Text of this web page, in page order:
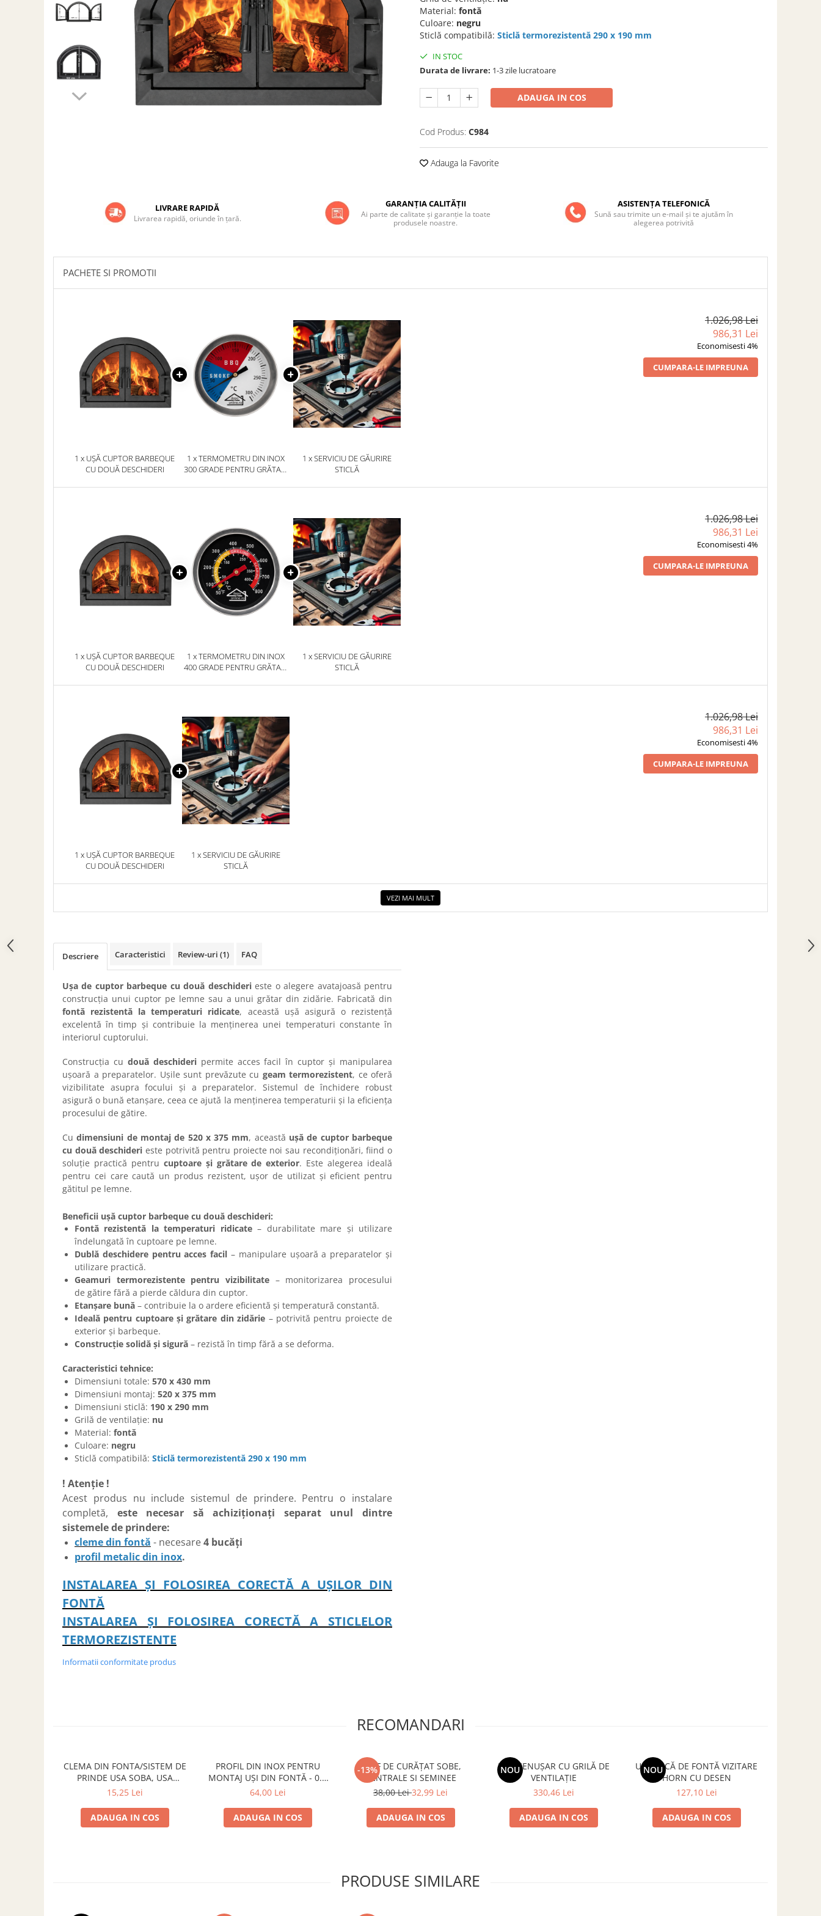
Grătare electrice
Grătare pe cărbuni
UȘI DIN FONTĂ
Uși de cuptor
Uși pentru sobă și șemineu
REDUCERI VASE DIN FONTĂ
CUPTOARE PENTRU SOBĂ
ACCESORII PENTRU GATIT
Coșuri de fum din beton
Coșuri de fum din inox
Coșuri de fum din otel
PLASE DE UMBRIRE/ ANTIGRINDINĂ
Unelte pentru grădinărit
STICLĂ TERMOREZISTENTĂ
TIMP LIBER IN NATURA
TRUSE SI ACCESORII PROFESIONALE
Material: fontă
Culoare: negru
Sticlă compatibilă: Sticlă termorezistentă 290 x 190 mm
IN STOC
Durata de livrare: 1-3 zile lucratoare
ADAUGA IN COS
Cod Produs: C984
Adauga la Favorite
LIVRARE RAPIDĂ
Livrarea rapidă, oriunde în țară.
GARANȚIA CALITĂȚII
Ai parte de calitate și garanție la toate
produsele noastre.
ASISTENȚA TELEFONICĂ
Sună sau trimite un e-mail și te ajutăm în
alegerea potrivită
PACHETE SI PROMOTII
1 x UȘĂ CUPTOR BARBEQUE
CU DOUĂ DESCHIDERI
1 x TERMOMETRU DIN INOX
300 GRADE PENTRU GRĂTAR/
1 x SERVICIU DE GĂURIRE
STICLĂ
1.026,98 Lei
986,31 Lei
Economisesti 4%
CUMPARA-LE IMPREUNA
1 x UȘĂ CUPTOR BARBEQUE
CU DOUĂ DESCHIDERI
1 x TERMOMETRU DIN INOX
400 GRADE PENTRU GRĂTAR/
1 x SERVICIU DE GĂURIRE
STICLĂ
1.026,98 Lei
986,31 Lei
Economisesti 4%
CUMPARA-LE IMPREUNA
1 x UȘĂ CUPTOR BARBEQUE
CU DOUĂ DESCHIDERI
1 x SERVICIU DE GĂURIRE
STICLĂ
1.026,98 Lei
986,31 Lei
Economisesti 4%
CUMPARA-LE IMPREUNA
VEZI MAI MULT
Descriere Caracteristici Review-uri (1) FAQ
Ușa de cuptor barbeque cu două deschiderieste o alegere avatajoasă pentru
construcția unui cuptor pe lemne sau a unui grătar din zidărie. Fabricată din
fontă rezistentă la temperaturi ridicate, această ușă asigură o rezistență
excelentă în timp și contribuie la menținerea unei temperaturi constante în
interiorul cuptorului.
Construcția cu două deschideripermite acces facil în cuptor și manipularea
ușoară a preparatelor. Ușile sunt prevăzute cu geam termorezistent, ce oferă
vizibilitate asupra focului și a preparatelor. Sistemul de închidere robust
asigură o bună etanșare, ceea ce ajută la menținerea temperaturii și la eficiența
procesului de gătire.
Cudimensiuni de montaj de 520 x 375 mm, această ușă de cuptor barbeque
cu două deschideri este potrivită pentru proiecte noi sau recondiționări, fiind o
soluție practică pentru cuptoare și grătare de exterior. Este alegerea ideală
pentru cei care caută un produs rezistent, ușor de utilizat și eficient pentru
gătitul pe lemne.
Beneficii ușă cuptor barbeque cu două deschideri:
Fontă rezistentă la temperaturi ridicate– durabilitate mare și utilizare
îndelungată în cuptoare pe lemne.
Dublă deschidere pentru acces facil – manipulare ușoară a preparatelor și
utilizare practică.
Geamuri termorezistente pentru vizibilitate – monitorizarea procesului
de gătire fără a pierde căldura din cuptor.
Etanșare bună – contribuie la o ardere eficientă și temperatură constantă.
Ideală pentru cuptoare și grătare din zidărie – potrivită pentru proiecte de
exterior și barbeque.
Construcție solidă și sigură – rezistă în timp fără a se deforma.
Caracteristici tehnice:
Dimensiuni totale: 570 x 430 mm
Dimensiuni montaj: 520 x 375 mm
Dimensiuni sticlă: 190 x 290 mm
Grilă de ventilație: nu
Material: fontă
Culoare: negru
Sticlă compatibilă: Sticlă termorezistentă 290 x 190 mm
! Atenție !
Acest produs nu include sistemul de prindere. Pentru o instalare
completă, este necesar să achiziționați separat unul dintre
sistemele de prindere:
cleme din fontă - necesare4 bucăți
profil metalic din inox.
INSTALAREA ȘI FOLOSIREA CORECTĂ A UȘILOR DIN
FONTĂ
INSTALAREA ȘI FOLOSIREA CORECTĂ A STICLELOR
TERMOREZISTENTE
Informatii conformitate produs
RECOMANDARI
CLEMA DIN FONTA/SISTEM DE
PRINDE USA SOBA, USA
SEMINEU
15,25 Lei
ADAUGA IN COS
PROFIL DIN INOX PENTRU
MONTAJ UȘI DIN FONTĂ - 0.5
mm
64,00 Lei
ADAUGA IN COS
-13%
PRAF DE CURĂȚAT SOBE,
CENTRALE SI SEMINEE
38,00 Lei32,99 Lei
ADAUGA IN COS
NOU
UȘĂ CENUȘAR CU GRILĂ DE
VENTILAȚIE
330,46 Lei
ADAUGA IN COS
NOU
USĂ MICĂ DE FONTĂ VIZITARE
HORN CU DESEN
127,10 Lei
ADAUGA IN COS
PRODUSE SIMILARE